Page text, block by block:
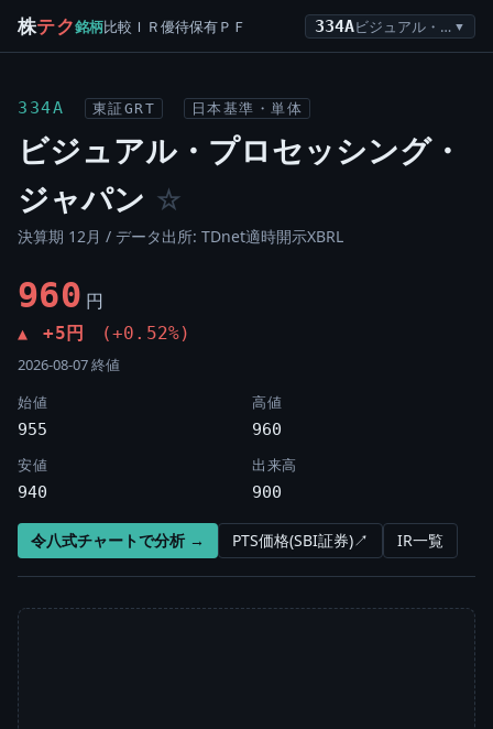
株テク銘柄比較 ＩＲ優待保有ＰＦ 334A ビジュアル・プロセッシング・ジャパン ▼
334A 東証GRT 日本基準・単体
ビジュアル・プロセッシング・
ジャパン ☆
決算期 12月 / データ出所: TDnet適時開示XBRL
960 円
▲ +5円 (+0.52%)
2026-08-07 終値
始値
955
高値
960
安値
940
出来高
900
令八式チャートで分析 → PTS価格(SBI証券)↗ IR一覧